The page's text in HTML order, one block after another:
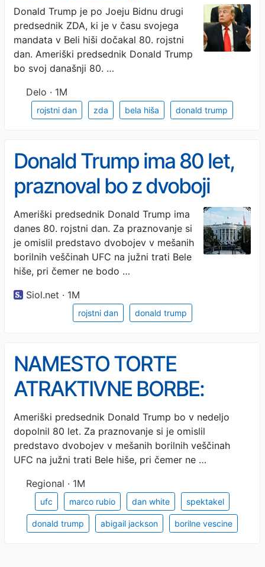
Donald Trump je po Joeju Bidnu drugi
predsednik ZDA, ki je v času svojega
mandata v Beli hiši dočakal 80. rojstni
dan. Ameriški predsednik Donald Trump
bo svoj današnji 80. …
Delo · 1M
rojstni dan zda bela hiša donald trump
Donald Trump ima 80 let,
praznoval bo z dvoboji
UFC pred Belo hišo
Ameriški predsednik Donald Trump ima
danes 80. rojstni dan. Za praznovanje si
je omislil predstavo dvobojev v mešanih
borilnih veščinah UFC na južni trati Bele
hiše, pri čemer ne bodo …
Siol.net · 1M
rojstni dan donald trump
NAMESTO TORTE
ATRAKTIVNE BORBE:
Trump si bo za 80. rojstni
dan organiziral spektakel
UFC
Ameriški predsednik Donald Trump bo v nedeljo
dopolnil 80 let. Za praznovanje si je omislil
predstavo dvobojev v mešanih borilnih veščinah
UFC na južni trati Bele hiše, pri čemer ne …
Regional · 1M
ufc marco rubio dan white spektakel
donald trump abigail jackson borilne vescine